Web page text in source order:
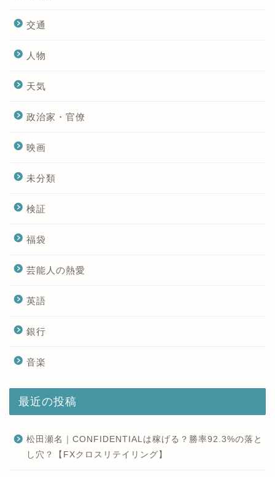
交通
人物
天気
政治家・官僚
映画
未分類
検証
福袋
芸能人の熱愛
英語
銀行
音楽
最近の投稿
松田瀬名｜CONFIDENTIALは稼げる？勝率92.3%の落と
し穴？【FXクロスリテイリング】